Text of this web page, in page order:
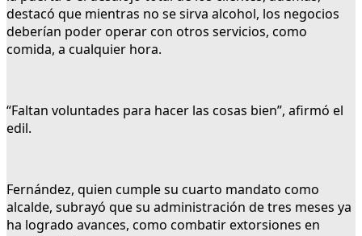
destacó que mientras no se sirva alcohol, los negocios
deberían poder operar con otros servicios, como
comida, a cualquier hora.
“Faltan voluntades para hacer las cosas bien”, afirmó el
edil.
Fernández, quien cumple su cuarto mandato como
alcalde, subrayó que su administración de tres meses ya
ha logrado avances, como combatir extorsiones en